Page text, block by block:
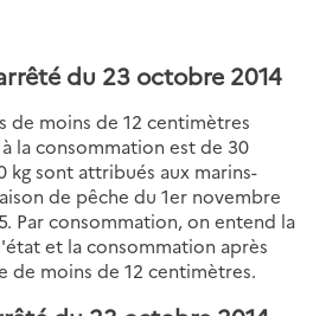
du 23 octobre 2014
de moins de 12 centimètres
la consommation est de 30
kg sont attribués aux marins-
de pêche du 1er novembre
Par consommation, on entend la
et la consommation après
de moins de 12 centimètres.